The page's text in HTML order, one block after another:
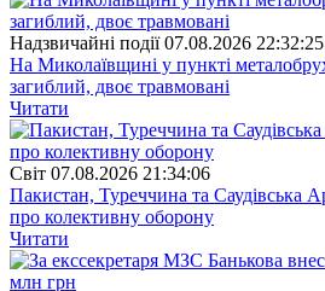
Надзвичайні події 07.08.2026 22:32:25
На Миколаївщині у пункті
загиблий, двоє травмовані
Читати
Свiт 07.08.2026 21:34:06
Пакистан, Туреччина та Саудівська
про колективну оборону
Читати